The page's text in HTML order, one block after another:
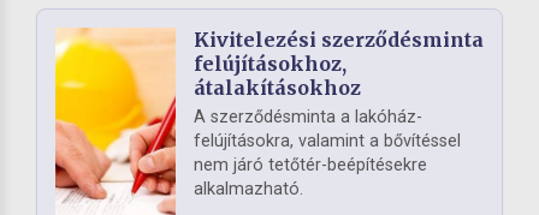
Kivitelezési szerződésminta
felújításokhoz,
átalakításokhoz
A szerződésminta a lakóház-
felújításokra, valamint a bővítéssel
nem járó tetőtér-beépítésekre
alkalmazható.